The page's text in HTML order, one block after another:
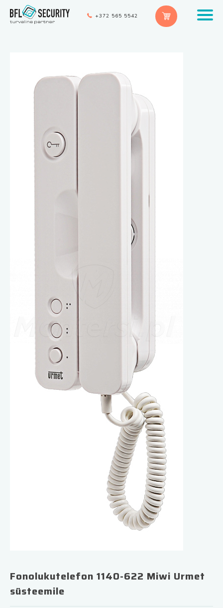
+372 565 5542
Fonolukutelefon 1140-622 Miwi Urmet
süsteemile